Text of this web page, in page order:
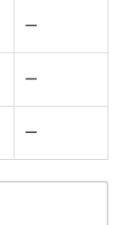
ー
ー
ー